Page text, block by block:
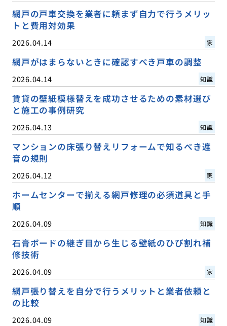
網戸の戸車交換を業者に頼まず自力で行うメリッ
トと費用対効果
2026.04.14 家
網戸がはまらないときに確認すべき戸車の調整
2026.04.14 知識
賃貸の壁紙模様替えを成功させるための素材選び
と施工の事例研究
2026.04.13 知識
マンションの床張り替えリフォームで知るべき遮
音の規則
2026.04.12 家
ホームセンターで揃える網戸修理の必須道具と手
順
2026.04.09 知識
石膏ボードの継ぎ目から生じる壁紙のひび割れ補
修技術
2026.04.09 家
網戸張り替えを自分で行うメリットと業者依頼と
の比較
2026.04.09 知識